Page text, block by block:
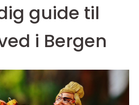
guide til
i Bergen